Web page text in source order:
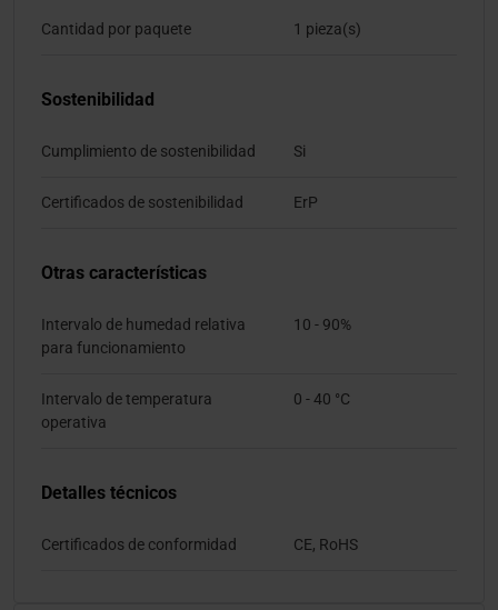
Cantidad por paquete 1 pieza(s)
Sostenibilidad
Cumplimiento de sostenibilidad Si
Certificados de sostenibilidad ErP
Otras características
Intervalo de humedad relativa
para funcionamiento
10 - 90%
Intervalo de temperatura
operativa
0 - 40 °C
Detalles técnicos
Certificados de conformidad CE, RoHS